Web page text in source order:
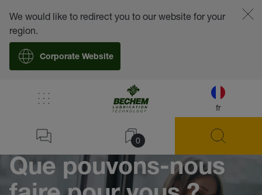
fr
0
We would like to redirect you to our website for your
region.
Corporate Website
Contact
Que pouvons-nous